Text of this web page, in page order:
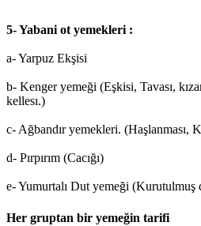
5- Yabani ot yemekleri :
a- Yarpuz Ekşisi
b- Kenger yemeği (Eşkisi, Tavası,
kellesı.)
c- Ağbandır yemekleri. (Haşlanması,
d- Pırpırım (Cacığı)
e- Yumurtalı Dut yemeği (Kurutulmuş
Her gruptan bir yemeğin tarifi